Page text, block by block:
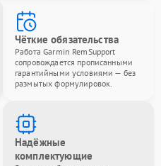
Чёткие обязательства
Работа Garmin RemSupport
сопровождается прописанными
гарантийными условиями — без
размытых формулировок.
Надёжные
комплектующие